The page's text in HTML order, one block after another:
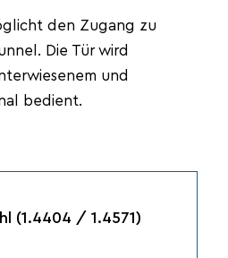
den Zugang zu
Die Tür wird
und
bedient.
(1.4404 / 1.4571)